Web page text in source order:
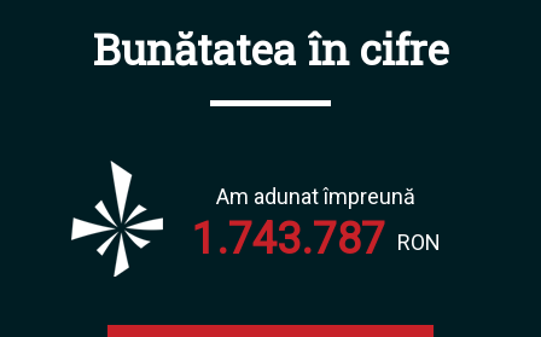
Bunătatea în cifre
Am adunat împreună
1.743.787 RON